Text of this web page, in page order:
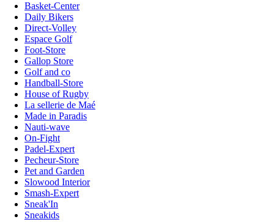
Basket-Center
Daily Bikers
Direct-Volley
Espace Golf
Foot-Store
Gallop Store
Golf and co
Handball-Store
House of Rugby
La sellerie de Maé
Made in Paradis
Nauti-wave
On-Fight
Padel-Expert
Pecheur-Store
Pet and Garden
Slowood Interior
Smash-Expert
Sneak'In
Sneakids